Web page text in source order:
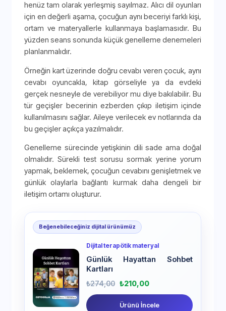
henüz tam olarak yerleşmiş sayılmaz. Alıcı dil oyunları
için en değerli aşama, çocuğun aynı beceriyi farklı kişi,
ortam ve materyallerle kullanmaya başlamasıdır. Bu
yüzden seans sonunda küçük genelleme denemeleri
planlanmalıdır.
Örneğin kart üzerinde doğru cevabı veren çocuk, aynı
cevabı oyuncakla, kitap görseliyle ya da evdeki
gerçek nesneyle de verebiliyor mu diye bakılabilir. Bu
tür geçişler becerinin ezberden çıkıp iletişim içinde
kullanılmasını sağlar. Aileye verilecek ev notlarında da
bu geçişler açıkça yazılmalıdır.
Genelleme sürecinde yetişkinin dili sade ama doğal
olmalıdır. Sürekli test sorusu sormak yerine yorum
yapmak, beklemek, çocuğun cevabını genişletmek ve
günlük olaylarla bağlantı kurmak daha dengeli bir
iletişim ortamı oluşturur.
Beğenebileceğiniz dijital ürünümüz
Dijital terapötik materyal
Günlük Hayattan Sohbet
Kartları
₺274,00 ₺210,00
Ürünü İncele